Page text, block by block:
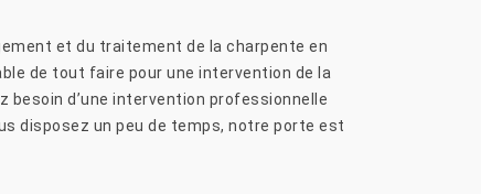
et du traitement de la charpente en
de tout faire pour une intervention de la
d’une intervention professionnelle
disposez un peu de temps, notre porte est